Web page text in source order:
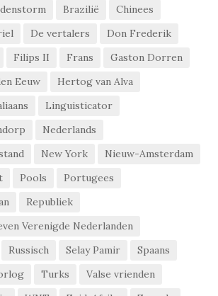
Brazilië
Chinees
De vertalers
Don Frederik
Filips II Frans
Gaston Dorren
Eeuw
Hertog van Alva
Linguisticator
Nederlands
New York
Nieuw-Amsterdam
Pools
Portugees
Republiek
Verenigde Nederlanden
Russisch Selay Pamir
Spaans
Turks
Valse vrienden